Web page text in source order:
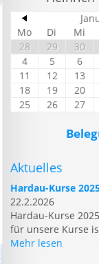
Mo
Di Mi
28
29 30
4
5 6
11
12 13
18
19 20
25
26 27
Aktuelles
Hardau-Kurse
22.2.2026
Hardau-Kurse
für unsere Kurse
Mehr lesen